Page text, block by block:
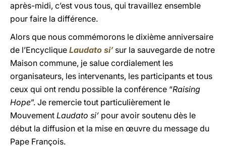
après-midi, c’est vous tous, qui travaillez ensemble
pour faire la différence.
Alors que nous commémorons le dixième anniversaire
de l’Encyclique Laudato si’sur la sauvegarde de notre
Maison commune, je salue cordialement les
organisateurs, les intervenants, les participants et tous
ceux qui ont rendu possible la conférence “Raising
Hope”. Je remercie tout particulièrement le
Mouvement Laudato si’ pour avoir soutenu dès le
début la diffusion et la mise en œuvre du message du
Pape François.